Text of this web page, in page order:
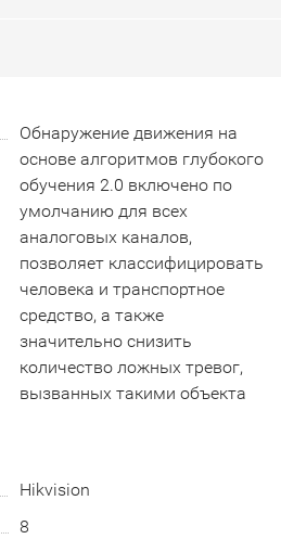
Обнаружение движения на
основе алгоритмов глубокого
обучения 2.0 включено по
умолчанию для всех
аналоговых каналов,
позволяет классифицировать
человека и транспортное
средство, а также
значительно снизить
количество ложных тревог,
вызванных такими объекта
Hikvision
8